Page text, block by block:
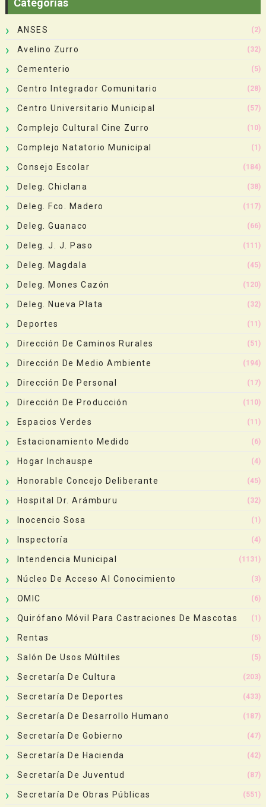
ANSES (2)
Avelino Zurro (32)
Cementerio (5)
Centro Integrador Comunitario (28)
Centro Universitario Municipal (57)
Complejo Cultural Cine Zurro (10)
Complejo Natatorio Municipal (1)
Consejo Escolar (184)
Deleg. Chiclana (38)
Deleg. Fco. Madero (117)
Deleg. Guanaco (66)
Deleg. J. J. Paso (111)
Deleg. Magdala (45)
Deleg. Mones Cazón (120)
Deleg. Nueva Plata (32)
Deportes (11)
Dirección De Caminos Rurales (51)
Dirección De Medio Ambiente (194)
Dirección De Personal (17)
Dirección De Producción (110)
Espacios Verdes (11)
Estacionamiento Medido (6)
Hogar Inchauspe (4)
Honorable Concejo Deliberante (45)
Hospital Dr. Arámburu (32)
Inocencio Sosa (1)
Inspectoría (4)
Intendencia Municipal (1131)
Núcleo De Acceso Al Conocimiento (3)
OMIC (6)
Quirófano Móvil Para Castraciones De Mascotas (1)
Rentas (5)
Salón De Usos Múltiles (5)
Secretaría De Cultura (203)
Secretaría De Deportes (433)
Secretaría De Desarrollo Humano (187)
Secretaría De Gobierno (47)
Secretaría De Hacienda (42)
Secretaría De Juventud (87)
Secretaría De Obras Públicas (551)